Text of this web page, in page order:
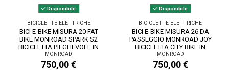
Disponibile
BICICLETTE ELETTRICHE
BICI E-BIKE MISURA 20 FAT
BIKE MONROAD SPARK S2
BICICLETTA PIEGHEVOLE IN
ALLUMINIO...
MONROAD
750,00 €
Disponibile
BICICLETTE ELETTRICHE
BICI E-BIKE MISURA 26 DA
PASSEGGIO MONROAD JOY
BICICLETTA CITY BIKE IN
ALLUMINIO...
MONROAD
750,00 €